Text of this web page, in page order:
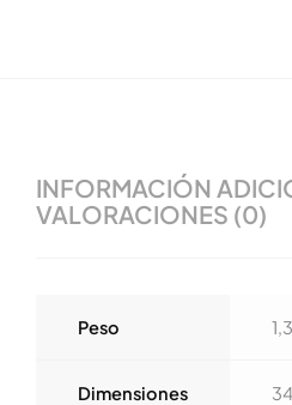
INFORMACIÓN
VALORACIONES (0)
Peso
Dimensiones